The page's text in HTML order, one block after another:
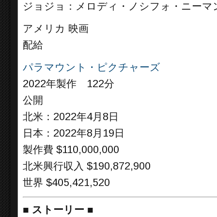
ジョジョ：メロディ・ノシフォ・ニーマ
アメリカ 映画
配給
パラマウント・ピクチャーズ
2022年製作 122分
公開
北米：2022年4月8日
日本：2022年8月19日
製作費 $110,000,000
北米興行収入 $190,872,900
世界 $405,421,520
■ ストーリー ■